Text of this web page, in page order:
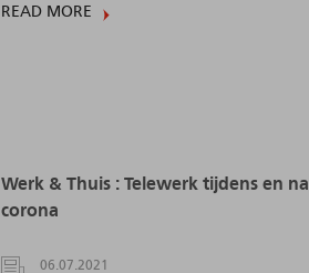
READ MORE
Werk & Thuis : Telewerk tijdens en na
corona
06.07.2021